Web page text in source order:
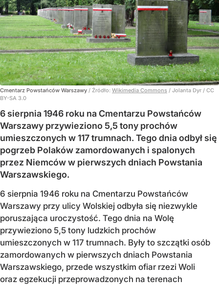
Cmentarz Powstańców Warszawy / Źródło: Wikimedia Commons / Jolanta Dyr / CC
BY-SA 3.0
6 sierpnia 1946 roku na Cmentarzu Powstańców
Warszawy przywieziono 5,5 tony prochów
umieszczonych w 117 trumnach. Tego dnia odbył się
pogrzeb Polaków zamordowanych i spalonych
przez Niemców w pierwszych dniach Powstania
Warszawskiego.
6 sierpnia 1946 roku na Cmentarzu Powstańców
Warszawy przy ulicy Wolskiej odbyła się niezwykle
poruszająca uroczystość. Tego dnia na Wolę
przywieziono 5,5 tony ludzkich prochów
umieszczonych w 117 trumnach. Były to szczątki osób
zamordowanych w pierwszych dniach Powstania
Warszawskiego, przede wszystkim ofiar rzezi Woli
oraz egzekucji przeprowadzonych na terenach